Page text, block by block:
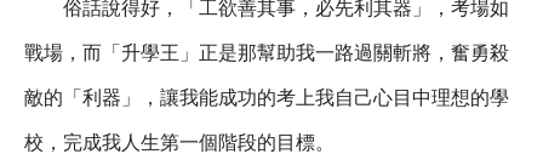
俗話說得好，「工欲善其事，必先利其器」，考場如
戰場，而「升學王」正是那幫助我一路過關斬將，奮勇殺
敵的「利器」，讓我能成功的考上我自己心目中理想的學
校，完成我人生第一個階段的目標。